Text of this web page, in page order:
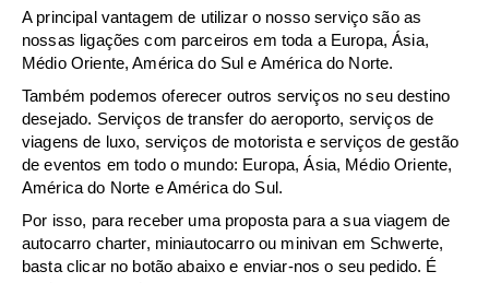
A principal vantagem de utilizar o nosso serviço são as
nossas ligações com parceiros em toda a Europa, Ásia,
Médio Oriente, América do Sul e América do Norte.
Também podemos oferecer outros serviços no seu destino
desejado. Serviços de transfer do aeroporto, serviços de
viagens de luxo, serviços de motorista e serviços de gestão
de eventos em todo o mundo: Europa, Ásia, Médio Oriente,
América do Norte e América do Sul.
Por isso, para receber uma proposta para a sua viagem de
autocarro charter, miniautocarro ou minivan em Schwerte,
basta clicar no botão abaixo e enviar-nos o seu pedido. É